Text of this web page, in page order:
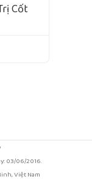
Cốt
03/06/2016.
Việt Nam